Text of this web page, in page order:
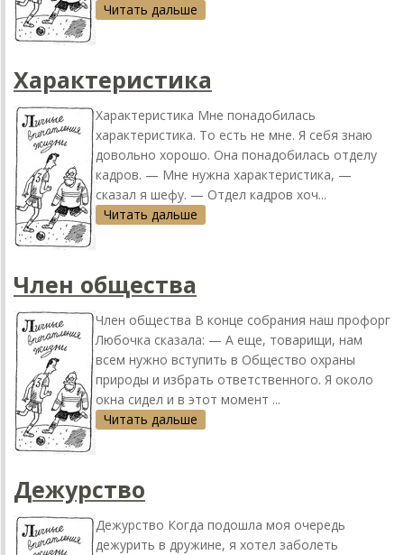
Читать дальше
Характеристика
Характеристика Мне понадобилась
характеристика. То есть не мне. Я себя знаю
довольно хорошо. Она понадобилась отделу
кадров. — Мне нужна характеристика, —
сказал я шефу. — Отдел кадров хоч...
Читать дальше
Член общества
Член общества В конце собрания наш профорг
Любочка сказала: — А еще, товарищи, нам
всем нужно вступить в Общество охраны
природы и избрать ответственного. Я около
окна сидел и в этот момент ...
Читать дальше
Дежурство
Дежурство Когда подошла моя очередь
дежурить в дружине, я хотел заболеть